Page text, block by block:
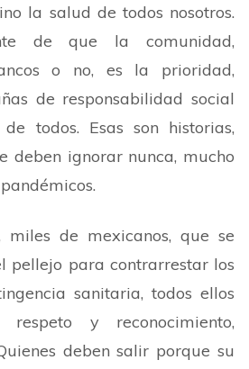
la salud de todos nosotros.
de que la comunidad,
o no, es la prioridad,
de responsabilidad social
todos. Esas son historias,
deben ignorar nunca, mucho
miles de mexicanos, que se
pellejo para contrarrestar los
sanitaria, todos ellos
respeto y reconocimiento,
deben salir porque su